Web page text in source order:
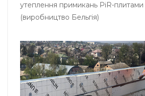
утеплення примикань PiR-
(виробництво Бельгія)